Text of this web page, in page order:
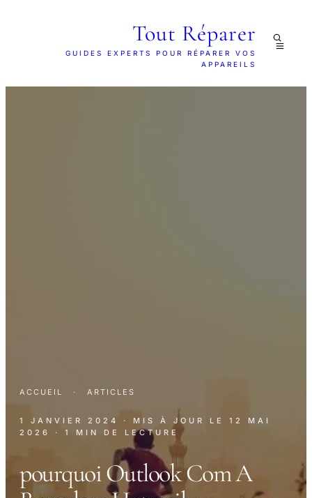
Tout Réparer
GUIDES EXPERTS POUR RÉPARER VOS
APPAREILS
ACCUEIL · ARTICLES
1 JANVIER 2024 · MIS À JOUR LE 12 MAI
2026
· 1 MIN DE LECTURE
pourquoi Outlook Com A